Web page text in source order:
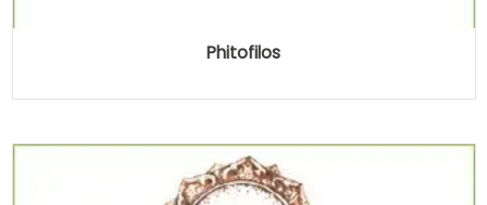
Phitofilos